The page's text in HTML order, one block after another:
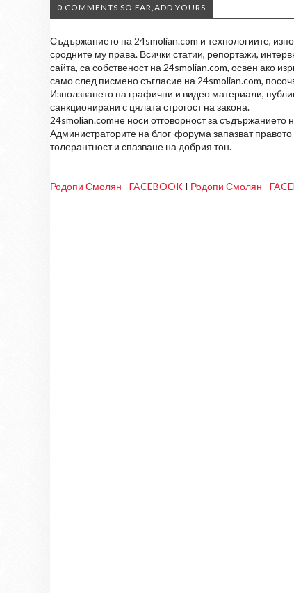
0 COMMENTS SO FAR,ADD YOURS
Съдържанието на 24smolian.com и технологиите,
сродните му права. Всички статии, репортажи,
сайта, са собственост на 24smolian.com, освен ако
само след писмено съгласие на 24smolian.com,
Използването на графични и видео материали,
санкционирани с цялата строгост на закона.
24smolian.comне носи отговорност за съдържанието
Администраторите на блог-форума запазват
толерантност и спазване на добрия тон.
Родопи Смолян - FACEBOOK I Родопи Смолян -